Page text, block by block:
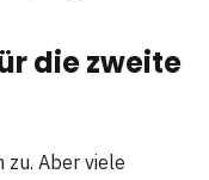
die zweite
zu. Aber viele